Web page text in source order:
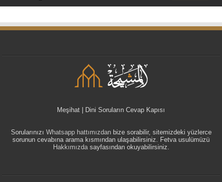
Meşihat | Dini Soruların Cevap Kapısı
Sorularınızı Whatsapp hattımızdanbize sorabilir, sitemizdeki yüzlerce
sorunun cevabına arama kısmından ulaşabilirsiniz. Fetva usulümüzü
Hakkımızdasayfasından okuyabilirsiniz.